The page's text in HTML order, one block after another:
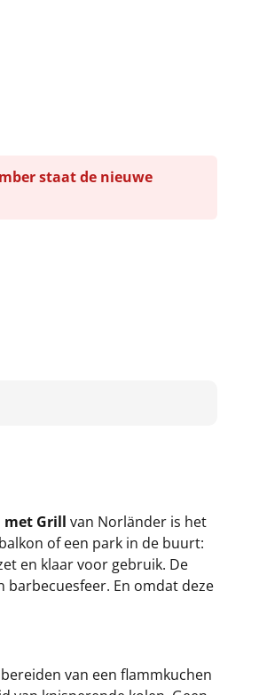
staat de nieuwe
met Grill van Norländer is het
of een park in de buurt:
en klaar voor gebruik. De
barbecuesfeer. En omdat deze
van een flammkuchen